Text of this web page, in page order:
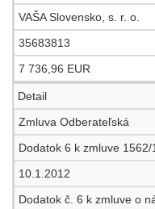
VAŠA Slovensko, s. r. o.
35683813
7 736,96 EUR
Detail
Zmluva Odberateľská
Dodatok 6 k zmluve 1562/
10.1.2012
Dodatok č. 6 k zmluve o